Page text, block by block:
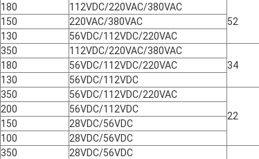
180
112VDC/220VAC/380VAC
52
150
220VAC/380VAC
130 56VDC/112VDC/220VAC
350
112VDC/220VAC/380VAC
34
180
56VDC/112VDC/220VAC
130 56VDC/112VDC
350
56VDC/112VDC/220VAC
22
200
56VDC/112VDC
150
28VDC/56VDC
100 28VDC/56VDC
350
28VDC/56VDC